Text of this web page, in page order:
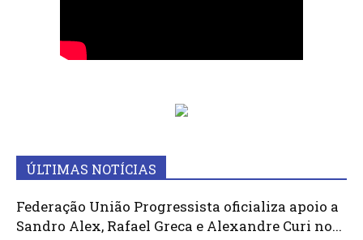
ÚLTIMAS NOTÍCIAS
Federação União Progressista oficializa apoio a
Sandro Alex, Rafael Greca e Alexandre Curi no...